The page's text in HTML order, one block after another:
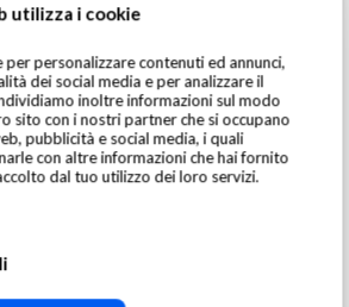
utilizza i cookie
personalizzare contenuti ed annunci,
dei social media e per analizzare il
inoltre informazioni sul modo
sito con i nostri partner che si occupano
pubblicità e social media, i quali
con altre informazioni che hai fornito
dal tuo utilizzo dei loro servizi.
de todos sus componentes
un acoplamiento perfecto
constituido por un único bloque
está fabricada con una doble capa
cuya capa exterior puede